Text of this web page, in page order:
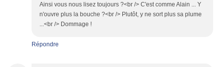
Ainsi vous nous lisez toujours ?<br /> C'est comme Alain ... Y
n'ouvre plus la bouche ?<br /> Plutôt, y ne sort plus sa plume
...<br /> Dommage !
Répondre